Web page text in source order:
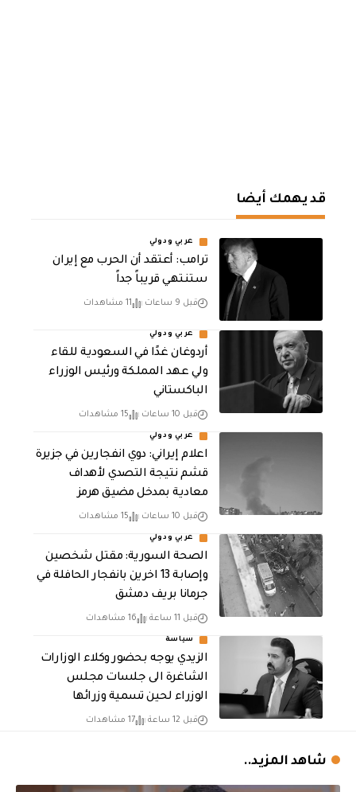
قد يهمك أيضا
عربي ودولي
‏ترامب: أعتقد أن الحرب مع إيران
ستنتهي قريباً جداً
قبل 9 ساعات 11 مشاهدات
عربي ودولي
أردوغان غدًا في السعودية للقاء
ولي عهد المملكة ورئيس الوزراء
الباكستاني
قبل 10 ساعات 15 مشاهدات
عربي ودولي
اعلام إيراني: دوي انفجارين في جزيرة
قشم نتيجة التصدي لأهداف
معادية بمدخل مضيق هرمز
قبل 10 ساعات 15 مشاهدات
عربي ودولي
الصحة السورية: مقتل شخصين
وإصابة 13 اخرين بانفجار الحافلة في
جرمانا بريف دمشق
قبل 11 ساعة 16 مشاهدات
سياسة
الزيدي يوجه بحضور وكلاء الوزارات
الشاغرة الى جلسات مجلس
الوزراء لحين تسمية وزرائها
قبل 12 ساعة 17 مشاهدات
شاهد المزيد..